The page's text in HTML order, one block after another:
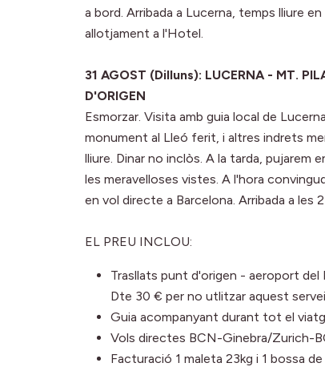
a bord. Arribada a Lucerna, temps lliure
allotjament a l'Hotel.
31 AGOST (Dilluns): LUCERNA - MT.
D'ORIGEN
Esmorzar. Visita amb guia local de
monument al Lleó ferit, i altres indrets
lliure. Dinar no inclòs. A la tarda, pujarem
les meravelloses vistes. A l'hora
en vol directe a Barcelona. Arribada a les
EL PREU INCLOU:
Trasllats punt d'origen - aeroport del
Dte 30 € per no utlitzar aquest
Guia acompanyant durant tot el
Vols directes BCN-Ginebra/Zurich-
Facturació 1 maleta 23kg i 1 bossa